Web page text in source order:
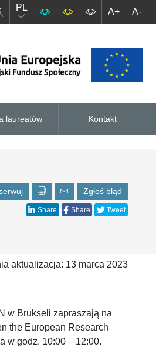
PL A+ A-
laureatów Kontakt
Zgłoś błąd
Share Share Tweet
aktualizacja: 13 marca 2023
w Brukseli zapraszają na
the European Research
w godz. 10:00 – 12:00.